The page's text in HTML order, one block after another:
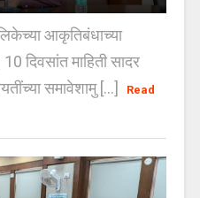
आकृतिबंधाच्या
दिवसांत माहिती सादर
समावेशामु [...]
Read